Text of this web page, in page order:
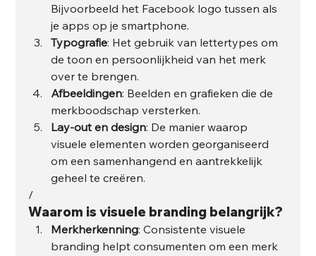
Bijvoorbeeld het Facebook logo tussen als
je apps op je smartphone.
Typografie: Het gebruik van lettertypes om
de toon en persoonlijkheid van het merk
over te brengen.
Afbeeldingen: Beelden en grafieken die de
merkboodschap versterken.
Lay-out en design: De manier waarop
visuele elementen worden georganiseerd
om een samenhangend en aantrekkelijk
geheel te creëren.
/
Waarom is visuele branding belangrijk?
Merkherkenning: Consistente visuele
branding helpt consumenten om een merk